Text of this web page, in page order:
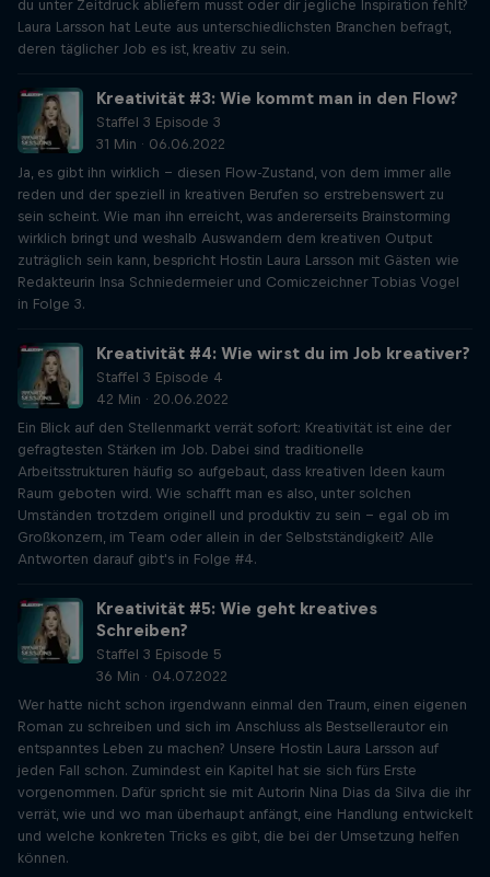
du unter Zeitdruck abliefern musst oder dir jegliche Inspiration fehlt?
Laura Larsson hat Leute aus unterschiedlichsten Branchen befragt,
deren täglicher Job es ist, kreativ zu sein.
Kreativität #3: Wie kommt man in den Flow?
Staffel 3 Episode 3
31 Min · 06.06.2022
Ja, es gibt ihn wirklich – diesen Flow-Zustand, von dem immer alle
reden und der speziell in kreativen Berufen so erstrebenswert zu
sein scheint. Wie man ihn erreicht, was andererseits Brainstorming
wirklich bringt und weshalb Auswandern dem kreativen Output
zuträglich sein kann, bespricht Hostin Laura Larsson mit Gästen wie
Redakteurin Insa Schniedermeier und Comiczeichner Tobias Vogel
in Folge 3.
Kreativität #4: Wie wirst du im Job kreativer?
Staffel 3 Episode 4
42 Min · 20.06.2022
Ein Blick auf den Stellenmarkt verrät sofort: Kreativität ist eine der
gefragtesten Stärken im Job. Dabei sind traditionelle
Arbeitsstrukturen häufig so aufgebaut, dass kreativen Ideen kaum
Raum geboten wird. Wie schafft man es also, unter solchen
Umständen trotzdem originell und produktiv zu sein – egal ob im
Großkonzern, im Team oder allein in der Selbstständigkeit? Alle
Antworten darauf gibt's in Folge #4.
Kreativität #5: Wie geht kreatives
Schreiben?
Staffel 3 Episode 5
36 Min · 04.07.2022
Wer hatte nicht schon irgendwann einmal den Traum, einen eigenen
Roman zu schreiben und sich im Anschluss als Bestsellerautor ein
entspanntes Leben zu machen? Unsere Hostin Laura Larsson auf
jeden Fall schon. Zumindest ein Kapitel hat sie sich fürs Erste
vorgenommen. Dafür spricht sie mit Autorin Nina Dias da Silva die ihr
verrät, wie und wo man überhaupt anfängt, eine Handlung entwickelt
und welche konkreten Tricks es gibt, die bei der Umsetzung helfen
können.